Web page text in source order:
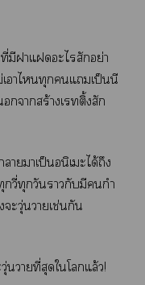
าแะไสักอย่า
าไทุกแเป็นนี
าสร้างเติ้งสัก
าาเป็นอนิเะได้ถึง
กวี่ทุกวันากับมีกำ
ะวุ่นวายเช่นกัน
นวายที่สุดใโแล้ว!